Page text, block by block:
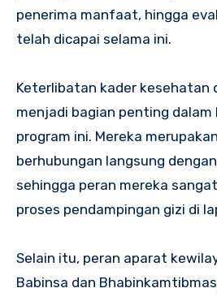
penerima manfaat, hingga
telah dicapai selama ini.
Keterlibatan kader kesehatan
menjadi bagian penting dalam
program ini. Mereka
berhubungan langsung
sehingga peran mereka
proses pendampingan gizi di
Selain itu, peran aparat
Babinsa dan